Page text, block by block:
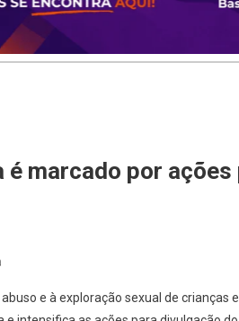
é marcado por
e à exploração sexual de crianças